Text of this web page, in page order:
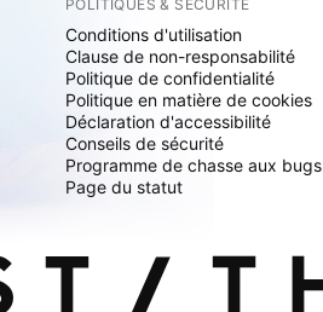
POLITIQUES & SÉCURITÉ
Conditions d'utilisation
Clause de non-responsabilité
Politique de confidentialité
Politique en matière de cookies
Déclaration d'accessibilité
Conseils de sécurité
Programme de chasse aux bugs
Page du statut